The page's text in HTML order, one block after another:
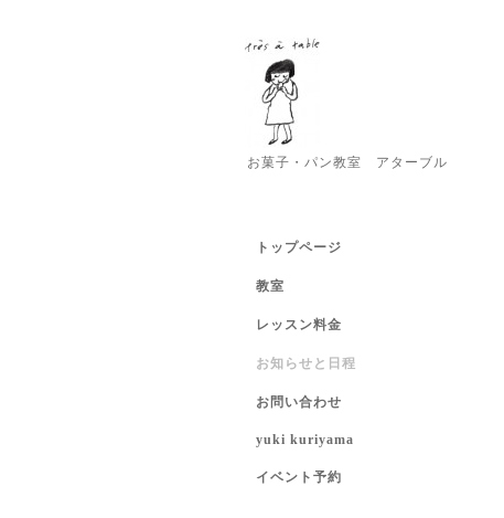
お菓子・パン教室 アターブル
トップページ
教室
レッスン料金
お知らせと日程
お問い合わせ
yuki kuriyama
イベント予約